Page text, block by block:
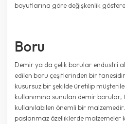
boyutlarına göre değişkenlik
Boru
Demir ya da çelik borular endüstri
edilen boru çeşitlerinden bir
kusursuz bir şekilde üretilip
kullanımına sunulan demir
kullanılabilen önemli bir
paslanmaz özelliklerde malzemeler